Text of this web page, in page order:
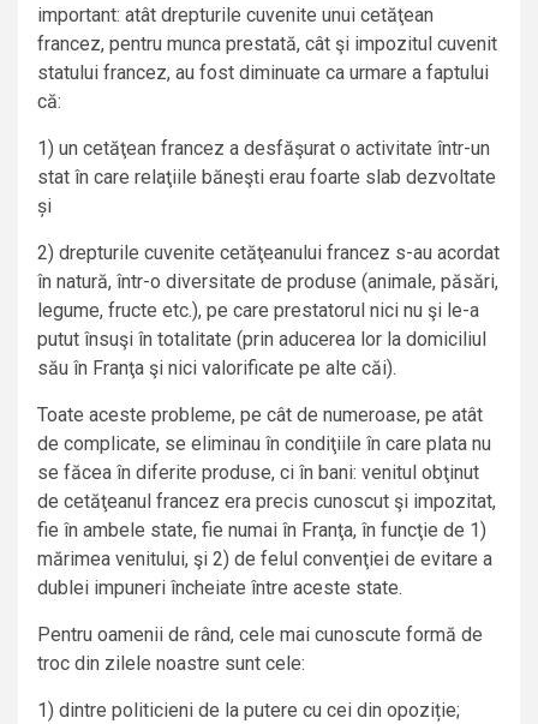
important: atât drepturile cuvenite unui cetăţean
francez, pentru munca prestată, cât şi impozitul cuvenit
statului francez, au fost diminuate ca urmare a faptului
că:
1) un cetăţean francez a desfăşurat o activitate într-un
stat în care relaţiile băneşti erau foarte slab dezvoltate
și
2) drepturile cuvenite cetăţeanului francez s-au acordat
în natură, într-o diversitate de produse (animale, păsări,
legume, fructe etc.), pe care prestatorul nici nu şi le-a
putut însuşi în totalitate (prin aducerea lor la domiciliul
său în Franţa şi nici valorificate pe alte căi).
Toate aceste probleme, pe cât de numeroase, pe atât
de complicate, se eliminau în condiţiile în care plata nu
se făcea în diferite produse, ci în bani: venitul obţinut
de cetăţeanul francez era precis cunoscut şi impozitat,
fie în ambele state, fie numai în Franţa, în funcţie de 1)
mărimea venitului, şi 2) de felul convenţiei de evitare a
dublei impuneri încheiate între aceste state.
Pentru oamenii de rând, cele mai cunoscute formă de
troc din zilele noastre sunt cele:
1) dintre politicieni de la putere cu cei din opoziție;